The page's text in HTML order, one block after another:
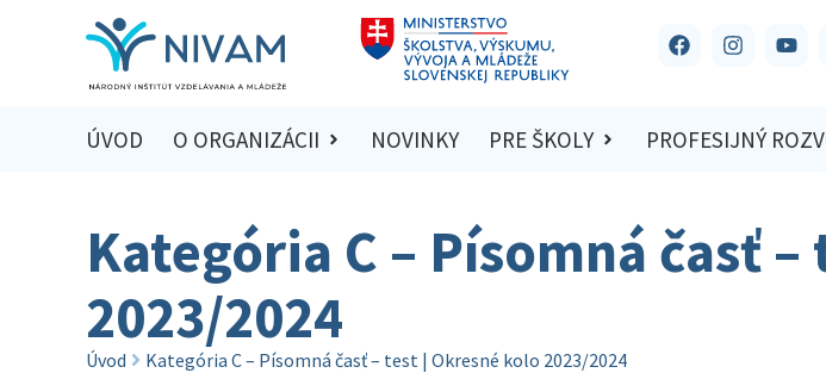
ÚVOD O ORGANIZÁCII NOVINKY PRE ŠKOLY PROFESIJNÝ
Kategória C – Písomná časť
2023/2024
Úvod Kategória C – Písomná časť – test | Okresné kolo 2023/2024